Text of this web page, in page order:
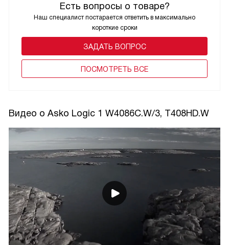
Есть вопросы о товаре?
Наш специалист постарается ответить в максимально
короткие сроки
ЗАДАТЬ ВОПРОС
ПОCМОТРЕТЬ ВСЕ
Видео о Asko Logic 1 W4086C.W/3, T408HD.W